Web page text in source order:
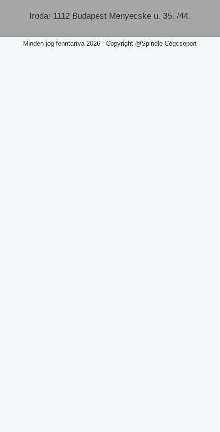
Iroda: 1112 Budapest Menyecske u. 35. /44.
Minden jog fenntartva 2026 - Copyright @Spindle Cégcsoport